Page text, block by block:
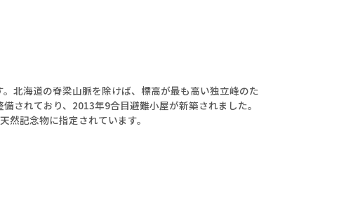
北海道の脊梁山脈を除けば、標高が最も高い独立峰のた
されており、2013年9合目避難小屋が新築されました。
記念物に指定されています。